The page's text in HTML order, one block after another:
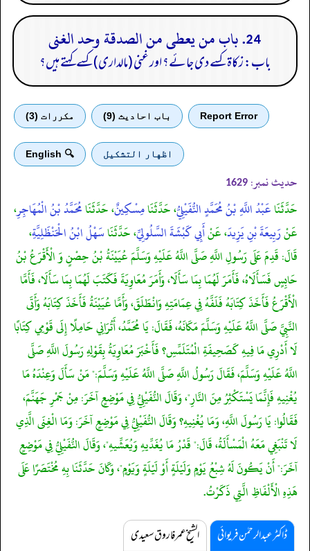
24. باب من يعطى من الصدقة وحد الغنى
باب: زکاۃ کسے دی جائے؟ اور غنی (مالداری) کسے کہتے ہیں؟
Report Error باب احادیث (9) مكررات (3)
اظهار التشكيل 🔍 English
حدیث نمبر: 1629
حَدَّثَنَاعَبْدُ اللَّهِ بْنُ مُحَمَّدٍ النُّفَيْلِيُّ، حَدَّثَنَامِسْكِينٌ، حَدَّثَنَامُحَمَّدُ بْنُ الْمُهَاجِرِ،
عَنْرَبِيعَةَ بْنِ يَزِيدَ، عَنْأَبِي كَبْشَةَ السَّلُولِيِّ، حَدَّثَنَاسَهْلُ ابْنُ الْحَنْظَلِيَّةِ،
قَالَ: قَدِمَ عَلَى رَسُولِ اللَّهِ صَلَّى اللَّهُ عَلَيْهِ وَسَلَّمَ عُيَيْنَةُ بْنُ حِصْنٍ وَ الْأَقْرَعُ بْنُ
حَابِسٍ فَسَأَلَاهُ، فَأَمَرَ لَهُمَا بِمَا سَأَلَا، وَأَمَرَ مُعَاوِيَةَ فَكَتَبَ لَهُمَا بِمَا سَأَلَا، فَأَمَّا
الْأَقْرَعُ فَأَخَذَ كِتَابَهُ فَلَفَّهُ فِي عِمَامَتِهِ وَانْطَلَقَ، وَأَمَّا عُيَيْنَةُ فَأَخَذَ كِتَابَهُ وَأَتَى
النَّبِيَّ صَلَّى اللَّهُ عَلَيْهِ وَسَلَّمَ مَكَانَهُ، فَقَالَ: يَا مُحَمَّدُ، أَتُرَانِي حَامِلًا إِلَى قَوْمِي كِتَابًا
لَا أَدْرِي مَا فِيهِ كَصَحِيفَةِ الْمُتَلَمِّسِ؟ فَأَخْبَرَ مُعَاوِيَةُ بِقَوْلِهِ رَسُولَ اللَّهِ صَلَّى
اللَّهُ عَلَيْهِ وَسَلَّمَ، فَقَالَ رَسُولُ اللَّهِ صَلَّى اللَّهُ عَلَيْهِ وَسَلَّمَ:" مَنْ سَأَلَ وَعِنْدَهُ مَا
يُغْنِيهِ فَإِنَّمَا يَسْتَكْثِرُ مِنَ النَّارِ"، وَقَالَ النُّفَيْلِيُّ فِي مَوْضِعٍ آخَرَ: مِنْ جَمْرِ جَهَنَّمَ،
فَقَالُوا: يَا رَسُولَ اللَّهِ، وَمَا يُغْنِيهِ؟ وَقَالَ النُّفَيْلِيُّ فِي مَوْضِعٍ آخَرَ: وَمَا الْغِنَى الَّذِي
لَا تَنْبَغِي مَعَهُ الْمَسْأَلَةُ، قَالَ:" قَدْرُ مَا يُغَدِّيهِ وَيُعَشِّيهِ"، وَقَالَ النُّفَيْلِيُّ فِي مَوْضِعٍ
آخَرَ:" أَنْ يَكُونَ لَهُ شِبْعُ يَوْمٍ وَلَيْلَةٍ أَوْ لَيْلَةٍ وَيَوْمٍ"، وَكَانَ حَدَّثَنَا بِهِ مُخْتَصَرًا عَلَى
هَذِهِ الْأَلْفَاظِ الَّتِي ذَكَرْتُ.
ڈاکٹر عبدالرحمٰن فریوائی الشیخ عمر فاروق سعیدی